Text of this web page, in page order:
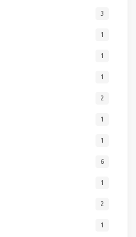
3
1
1
1
2
1
1
6
1
2
1